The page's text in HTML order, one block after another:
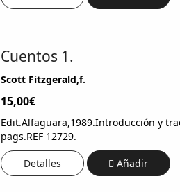
Cuentos 1.
Scott Fitzgerald,f.
15,00€
Edit.Alfaguara,1989.Introducción y
pags.REF 12729.
Detalles Añadir